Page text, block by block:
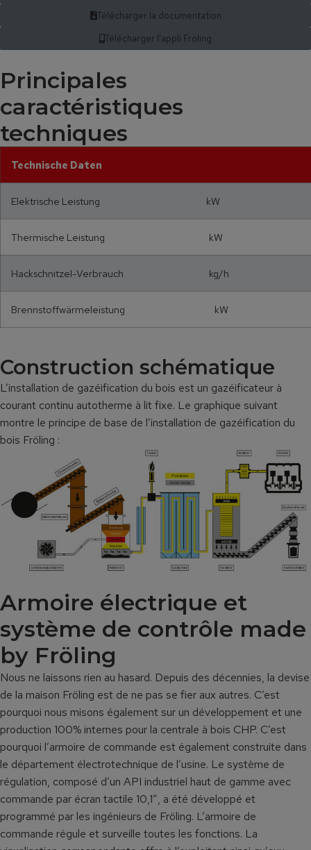
Télécharger la documentation
Télécharger l'appli Fröling
Principales
caractéristiques
techniques
Technische Daten
Elektrische Leistung kW
Thermische Leistung kW
Hackschnitzel-Verbrauch kg/h
Brennstoffwärmeleistung kW
Construction schématique
L’installation de gazéification du bois est un gazéificateur à
courant continu autotherme à lit fixe. Le graphique suivant
montre le principe de base de l’installation de gazéification du
bois Fröling :
Armoire électrique et
système de contrôle made
by Fröling
Nous ne laissons rien au hasard. Depuis des décennies, la devise
de la maison Fröling est de ne pas se fier aux autres. C’est
pourquoi nous misons également sur un développement et une
production 100% internes pour la centrale à bois CHP. C’est
pourquoi l’armoire de commande est également construite dans
le département électrotechnique de l’usine. Le système de
régulation, composé d’un API industriel haut de gamme avec
commande par écran tactile 10,1″, a été développé et
programmé par les ingénieurs de Fröling. L’armoire de
commande régule et surveille toutes les fonctions. La